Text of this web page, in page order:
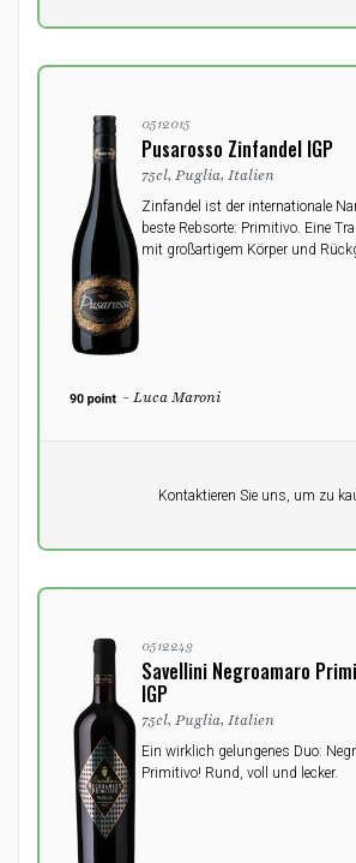
0512015
Pusarosso Zinfandel IGP
75cl, Puglia, Italien
Zinfandel ist der internationale
beste Rebsorte: Primitivo. Eine
mit großartigem Körper und
- Luca Maroni
Kontaktieren Sie uns, um zu
0512243
Savellini Negroamaro
IGP
75cl, Puglia, Italien
Ein wirklich gelungenes Duo:
Primitivo! Rund, voll und lecker.